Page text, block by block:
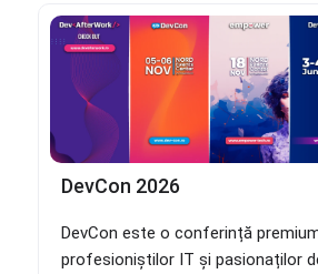
DevCon 2026
DevCon este o conferință
profesioniștilor IT și pasionaților